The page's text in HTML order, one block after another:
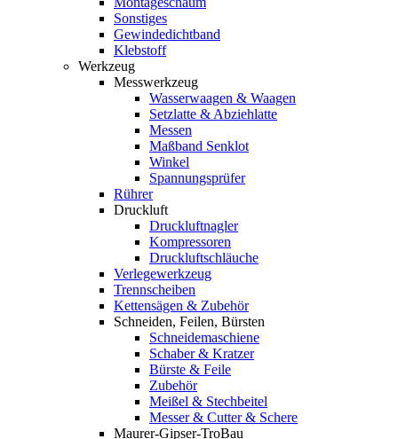
Sonstiges
Gewindedichtband
Klebstoff
Werkzeug
Messwerkzeug
Wasserwaagen & Waagen
Setzlatte & Abziehlatte
Messen
Maßband Senklot
Winkel
Spannungsprüfer
Rührer
Druckluft
Druckluftnagler
Kompressoren
Druckluftschläuche
Verlegewerkzeug
Trennscheiben
Kettensägen & Zubehör
Schneiden, Feilen, Bürsten
Schneidemaschiene
Schaber & Kratzer
Bürste & Feile
Zubehör
Meißel & Stechbeitel
Messer & Cutter & Schere
Maurer-Gipser-TroBau